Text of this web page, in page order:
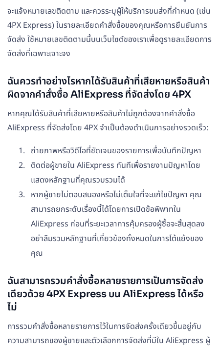
จะแจ้งหมายเลขติดตาม และควรระบุผู้ให้บริการขนส่งที่กำหนด (เช่น
4PX Express) ในรายละเอียดคำสั่งซื้อของคุณหรือการยืนยันการ
จัดส่ง ใช้หมายเลขติดตามนี้บนเว็บไซต์ของเราเพื่อดูรายละเอียดการ
จัดส่งที่เฉพาะเจาะจง
ฉันควรทำอย่างไรหากได้รับสินค้าที่เสียหายหรือสินค้า
ผิดจากคำสั่งซื้อ AliExpress ที่จัดส่งโดย 4PX
หากคุณได้รับสินค้าที่เสียหายหรือสินค้าไม่ถูกต้องจากคำสั่งซื้อ
AliExpress ที่จัดส่งโดย 4PX จำเป็นต้องดำเนินการอย่างรวดเร็ว:
ถ่ายภาพหรือวิดีโอที่ชัดเจนของรายการเพื่อบันทึกปัญหา
ติดต่อผู้ขายใน AliExpress ทันทีเพื่อรายงานปัญหาโดย
แสดงหลักฐานที่คุณรวบรวมได้
หากผู้ขายไม่ตอบสนองหรือไม่เต็มใจที่จะแก้ไขปัญหา คุณ
สามารถยกระดับเรื่องนี้ได้โดยการเปิดข้อพิพาทใน
AliExpress ก่อนที่ระยะเวลาการคุ้มครองผู้ซื้อจะสิ้นสุดลง
อย่าลืมรวมหลักฐานที่เกี่ยวข้องทั้งหมดในการโต้แย้งของ
คุณ
ฉันสามารถรวมคำสั่งซื้อหลายรายการเป็นการจัดส่ง
เดียวด้วย 4PX Express บน AliExpress ได้หรือ
ไม่
การรวมคำสั่งซื้อหลายรายการไว้ในการจัดส่งครั้งเดียวขึ้นอยู่กับ
ความสามารถของผู้ขายและตัวเลือกการจัดส่งที่มีใน AliExpress ผู้